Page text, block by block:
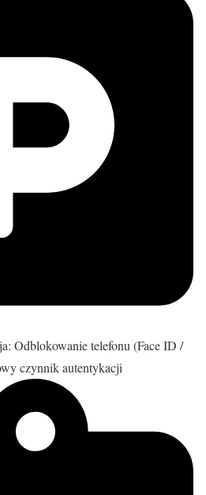
Odblokowanie telefonu (Face ID /
czynnik autentykacji